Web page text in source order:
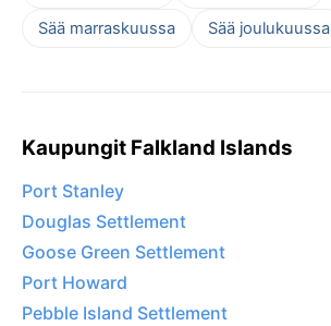
Sää marraskuussa
Sää joulukuussa
Kaupungit Falkland Islands
Port Stanley
Douglas Settlement
Goose Green Settlement
Port Howard
Pebble Island Settlement